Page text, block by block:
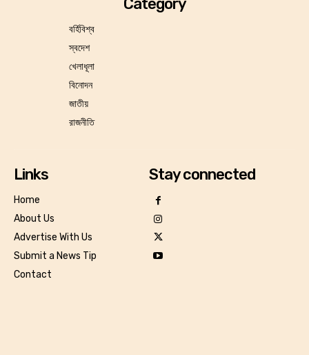
Category
বর্হিবিশ্ব
স্বদেশ
খেলাধূলা
বিনোদন
জাতীয়
রাজনীতি
Links
Home
About Us
Advertise With Us
Submit a News Tip
Contact
Stay connected